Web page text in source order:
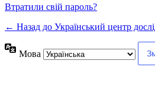
Втратили свій пароль?
← Назад до Український центр
Мова